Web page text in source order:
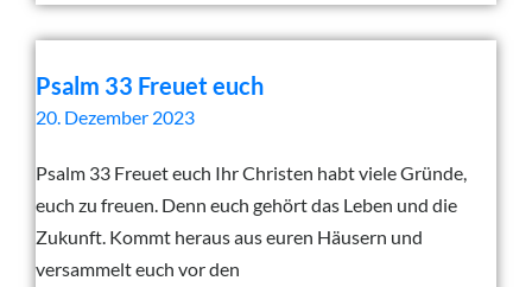
Psalm 33 Freuet euch
20. Dezember 2023
Psalm 33 Freuet euch Ihr Christen habt viele Gründe,
euch zu freuen. Denn euch gehört das Leben und die
Zukunft. Kommt heraus aus euren Häusern und
versammelt euch vor den